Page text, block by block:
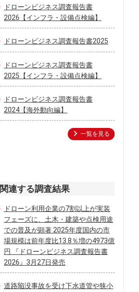
ドローンビジネス調査報告書
2026【インフラ・設備点検編】
ドローンビジネス調査報告書2025
ドローンビジネス調査報告書
2025【インフラ・設備点検編】
ドローンビジネス調査報告書
2024【海外動向編】
一覧を見る
関連する調査結果
ドローン利用企業の7割以上が実装
フェーズに、土木・建築や点検用途
での普及が顕著 2025年度国内の市
場規模は前年度比13.8％増の4973億
円 『ドローンビジネス調査報告書
2026』3月27日発売
道路陥没事故を受け下水道管や狭小